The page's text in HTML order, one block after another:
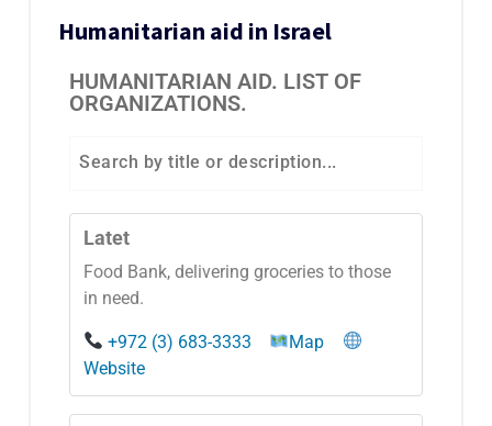
Humanitarian aid in Israel
HUMANITARIAN AID. LIST OF
ORGANIZATIONS.
Latet
Food Bank, delivering groceries to those
in need.
+972 (3) 683-3333
Map
Website